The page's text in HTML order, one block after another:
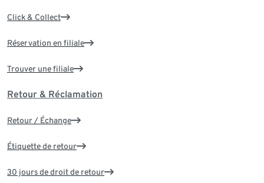
Click & Collect
Réservation en filiale
Trouver une filiale
Retour & Réclamation
Retour / Échange
Étiquette de retour
30 jours de droit de retour